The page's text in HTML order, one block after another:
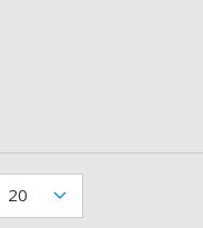
20